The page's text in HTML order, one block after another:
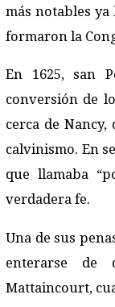
más notables ya
formaron la
En 1625, san
conversión de
cerca de
calvinismo. En
que llamaba
verdadera fe.
Una de sus
enterarse de
Mattaincourt,